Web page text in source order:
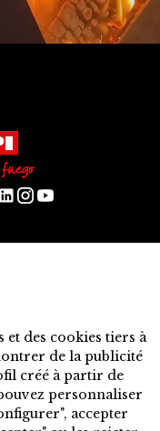
des cookies tiers à
de la publicité
créé à partir de
personnaliser
accepter